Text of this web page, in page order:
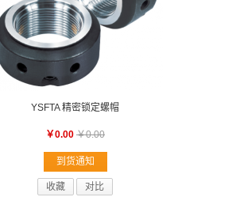
YSFTA 精密锁定螺帽
￥0.00 ￥0.00
到货通知
收藏 对比